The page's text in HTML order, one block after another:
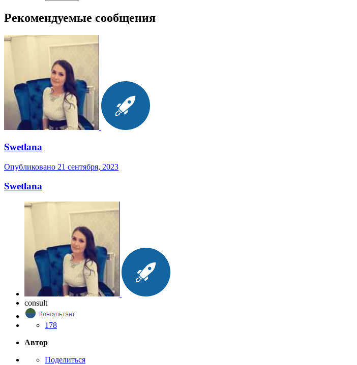
Рекомендуемые сообщения
Swetlana
Опубликовано 21 сентября, 2023
Swetlana
consult
178
Автор
Поделиться